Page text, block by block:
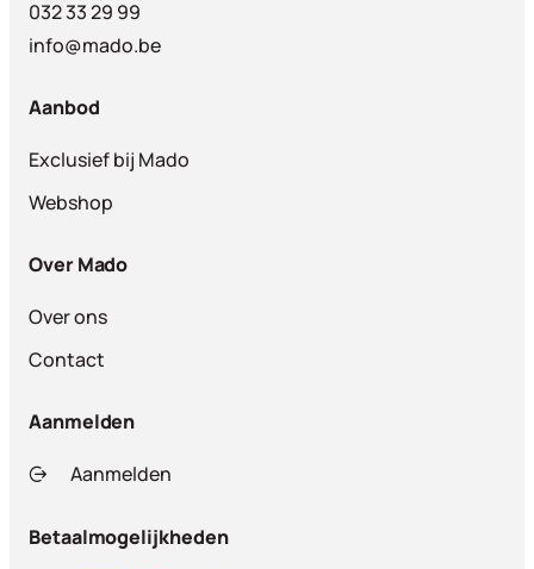
032 33 29 99
info@mado.be
Aanbod
Exclusief bij Mado
Webshop
Over Mado
Over ons
Contact
Aanmelden
Aanmelden
Betaalmogelijkheden